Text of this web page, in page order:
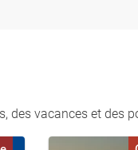
des vacances et des